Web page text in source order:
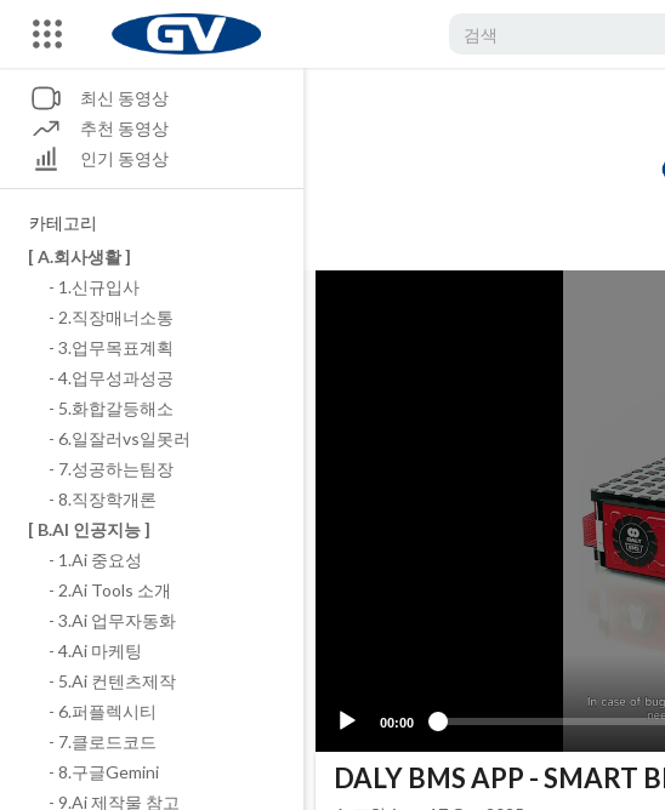
00:00
DALY BMS APP - SMART
최신 동영상
추천 동영상
인기 동영상
카테고리
[ A.회사생활 ]
- 1.신규입사
- 2.직장매너소통
- 3.업무목표계획
- 4.업무성과성공
- 5.화합갈등해소
- 6.일잘러vs일못러
- 7.성공하는팀장
- 8.직장학개론
[ B.AI 인공지능 ]
- 1.Ai 중요성
- 2.Ai Tools 소개
- 3.Ai 업무자동화
- 4.Ai 마케팅
- 5.Ai 컨텐츠제작
- 6.퍼플렉시티
- 7.클로드코드
- 8.구글Gemini
- 9.Ai 제작물 참고